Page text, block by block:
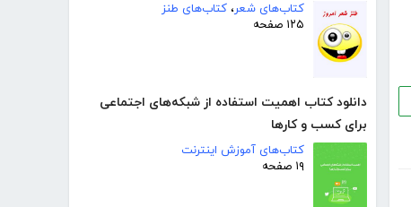
کتاب‌های شعر، کتاب‌های طنز
۱۲۵ صفحه
دانلود کتاب اهمیت استفاده از شبکه‌های اجتماعی
برای کسب و کارها
کتاب‌های آموزش اینترنت
۱۹ صفحه